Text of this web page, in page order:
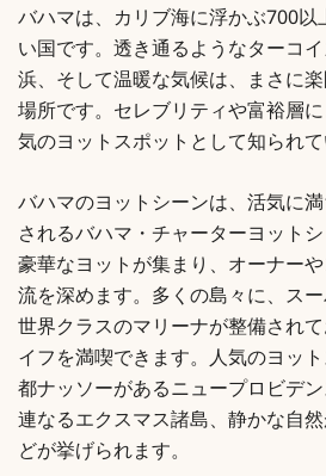
バハマは、カリブ海に浮かぶ700
い国です。透き通るようなターコ
浜、そして温暖な気候は、まさに
場所です。セレブリティや富裕層
気のヨットスポットとして知られて
バハマのヨットシーンは、活気に
されるバハマ・チャーターヨット
豪華なヨットが集まり、オーナー
流を深めます。多くの島々に、ス
世界クラスのマリーナが整備され
イフを満喫できます。人気のヨッ
都ナッソーがあるニュープロビデ
連なるエクスマス諸島、静かな自
どが挙げられます。